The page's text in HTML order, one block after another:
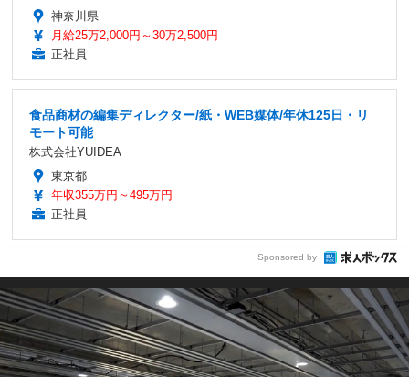
神奈川県
月給25万2,000円～30万2,500円
正社員
食品商材の編集ディレクター/紙・WEB媒体/年休125日・リ
モート可能
株式会社YUIDEA
東京都
年収355万円～495万円
正社員
Sponsored by